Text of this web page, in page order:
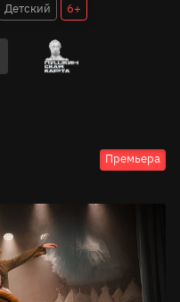
Детский 6+
Премьера